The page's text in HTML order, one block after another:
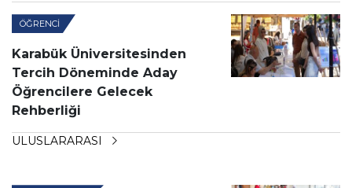
ÖĞRENCI
Karabük Üniversitesinden
Tercih Döneminde Aday
Öğrencilere Gelecek
Rehberliği
ULUSLARARASI